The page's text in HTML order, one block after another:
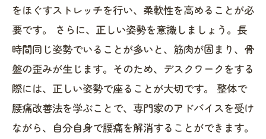
をほぐすストレッチを行い、柔軟性を高めることが必
要です。 さらに、正しい姿勢を意識しましょう。長
時間同じ姿勢でいることが多いと、筋肉が固まり、骨
盤の歪みが生じます。そのため、デスクワークをする
際には、正しい姿勢で座ることが大切です。 整体で
腰痛改善法を学ぶことで、専門家のアドバイスを受け
ながら、自分自身で腰痛を解消することができます。